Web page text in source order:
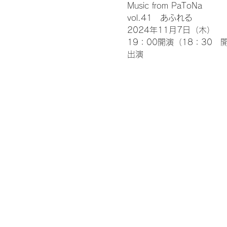
Music from PaToNa
vol.41　あふれる
2024年11月7日（木）
19：00開演（18：30　開
出演